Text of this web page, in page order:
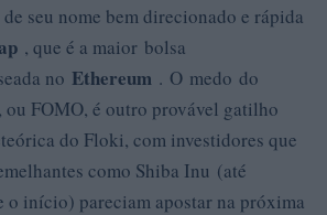
seu nome bem direcionado e rápida
, que é a maior bolsa
no Ethereum . O medo do
FOMO, é outro provável gatilho
do Floki, com investidores que
como Shiba Inu (até
o início) pareciam apostar na próxima